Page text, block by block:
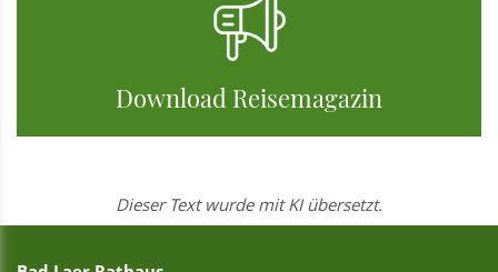
Download Reisemagazin
Dieser Text wurde mit KI übersetzt.